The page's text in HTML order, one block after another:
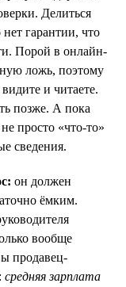
Делиться
гарантии, что
Порой в онлайн-
ложь, поэтому
и читаете.
позже. А пока
просто «что-то»
сведения.
он должен
ёмким.
вообще
продавец-
средняя зарплата